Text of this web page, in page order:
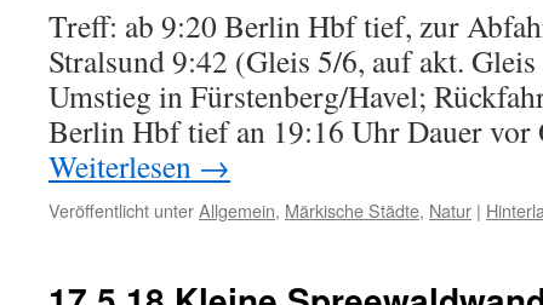
Treff: ab 9:20 Berlin Hbf tief, zur
Stralsund 9:42 (Gleis 5/6, auf akt.
Umstieg in Fürstenberg/Havel;
Berlin Hbf tief an 19:16 Uhr Dauer
Weiterlesen →
Veröffentlicht unterAllgemein, Märkische Städte, Natur |